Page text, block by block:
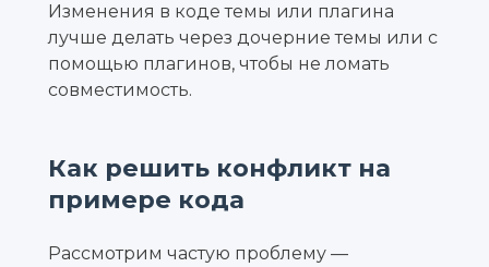
Изменения в коде темы или плагина
лучше делать через дочерние темы или с
помощью плагинов, чтобы не ломать
совместимость.
Как решить конфликт на
примере кода
Рассмотрим частую проблему —